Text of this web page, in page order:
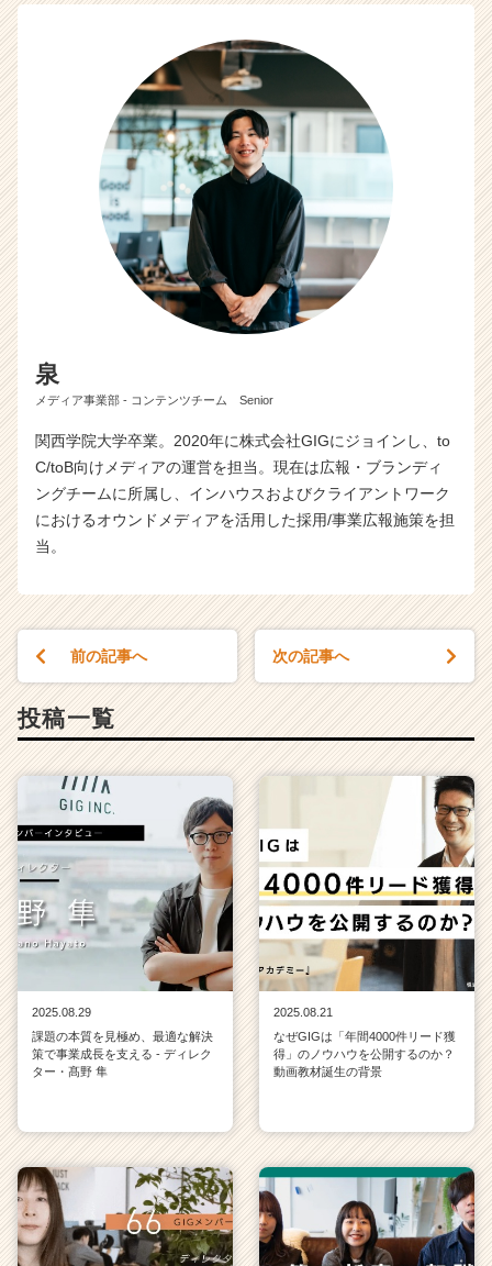
e
r
C
a
r
e
e
r）
泉
メディア事業部 - コンテンツチーム Senior
関西学院大学卒業。2020年に株式会社GIGにジョインし、to
C/toB向けメディアの運営を担当。現在は広報・ブランディ
ングチームに所属し、インハウスおよびクライアントワーク
におけるオウンドメディアを活用した採用/事業広報施策を担
当。
前の記事へ 次の記事へ
投稿一覧
2025.08.29
課題の本質を見極め、最適な解決
策で事業成長を支える - ディレク
ター・髙野 隼
2025.08.21
なぜGIGは「年間4000件リード獲
得」のノウハウを公開するのか？
動画教材誕生の背景